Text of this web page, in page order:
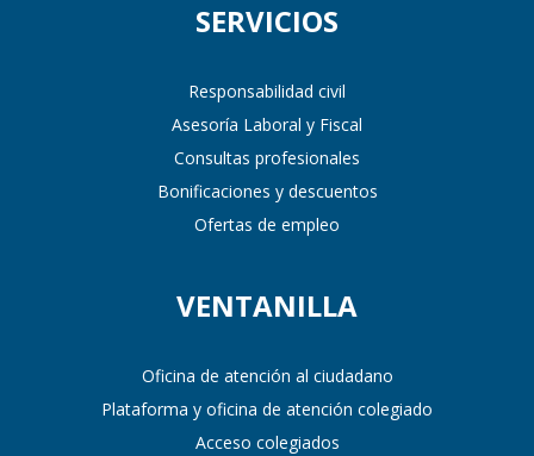
SERVICIOS
Responsabilidad civil
Asesoría Laboral y Fiscal
Consultas profesionales
Bonificaciones y descuentos
Ofertas de empleo
VENTANILLA
Oficina de atención al ciudadano
Plataforma y oficina de atención colegiado
Acceso colegiados